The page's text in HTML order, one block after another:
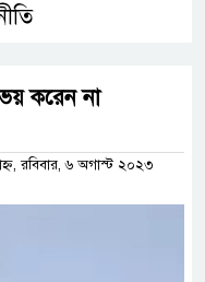
করেন না
রবিবার, ৬ অগাস্ট ২০২৩